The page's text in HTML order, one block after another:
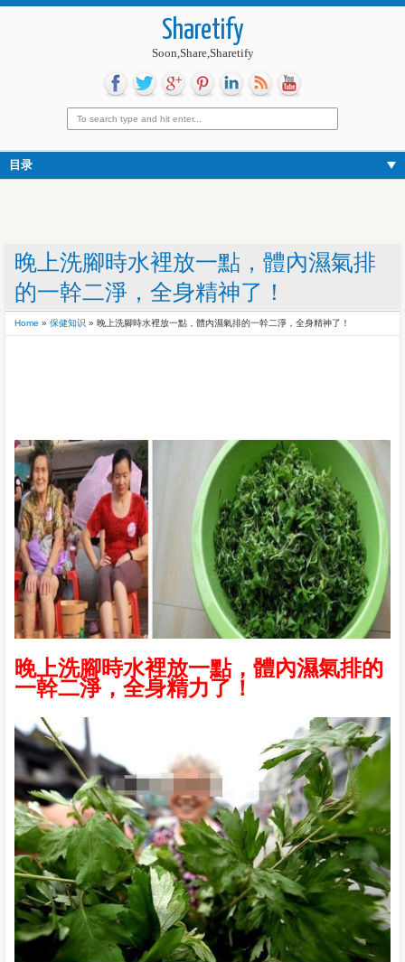
Sharetify
Soon,Share,Sharetify
目录
晚上洗腳時水裡放一點，體內濕氣排
的一幹二淨，全身精神了！
Home » 保健知识 » 晚上洗腳時水裡放一點，體內濕氣排的一幹二淨，全身精神了！
晚上洗腳時水裡放一點，體內濕氣排的
一幹二淨，全身精力了！